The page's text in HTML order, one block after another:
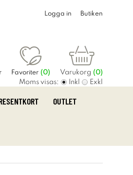
Logga in Butiken
Favoriter (0) Varukorg (0)
Moms visas: Inkl Exkl
OUTLET